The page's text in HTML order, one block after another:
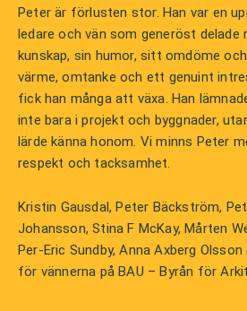
Peter är förlusten stor. Han var en
ledare och vän som generöst delade
kunskap, sin humor, sitt omdöme
värme, omtanke och ett genuint
fick han många att växa. Han
inte bara i projekt och byggnader,
lärde känna honom. Vi minns Peter
respekt och tacksamhet.
Kristin Gausdal, Peter Bäckström,
Johansson, Stina F McKay, Mårten
Per-Eric Sundby, Anna Axberg
för vännerna på BAU – Byrån för